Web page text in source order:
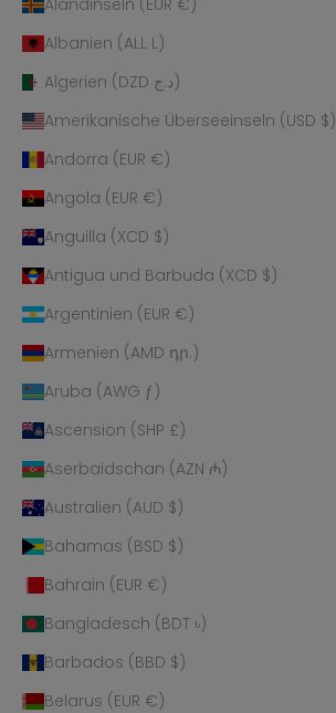
Albanien (ALL L)
Algerien (DZD د.ج)
Amerikanische Überseeinseln (USD $)
Andorra (EUR €)
Angola (EUR €)
Anguilla (XCD $)
Antigua und Barbuda (XCD $)
Argentinien (EUR €)
Armenien (AMD դր.)
Aruba (AWG ƒ)
Ascension (SHP £)
Aserbaidschan (AZN ₼)
Australien (AUD $)
Bahamas (BSD $)
Bahrain (EUR €)
Bangladesch (BDT ৳)
Barbados (BBD $)
Belarus (EUR €)